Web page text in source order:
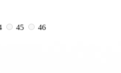
45
46